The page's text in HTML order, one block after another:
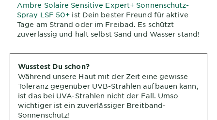
Ambre Solaire Sensitive Expert+ Sonnenschutz-
Spray LSF 50+ ist Dein bester Freund für aktive
Tage am Strand oder im Freibad. Es schützt
zuverlässig und hält selbst Sand und Wasser stand!
Wusstest Du schon?
Während unsere Haut mit der Zeit eine gewisse
Toleranz gegenüber UVB-Strahlen aufbauen kann,
ist das bei UVA-Strahlen nicht der Fall. Umso
wichtiger ist ein zuverlässiger Breitband-
Sonnenschutz!